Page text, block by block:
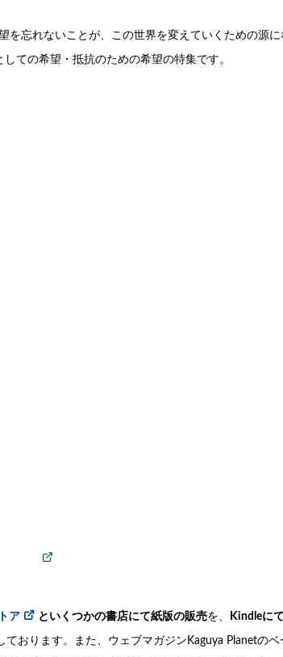
を忘れないことが、この世界を変えていくための源に
ての希望・抵抗のための希望の特集です。
ア といくつかの書店にて紙版の販売を、 Kindleに
おります。また、ウェブマガジンKaguya Planetのベ